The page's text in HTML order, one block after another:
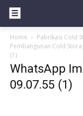
Home
Pabrikasi Cold
Pembangunan Cold
(1)
WhatsApp
09.07.55 (1)